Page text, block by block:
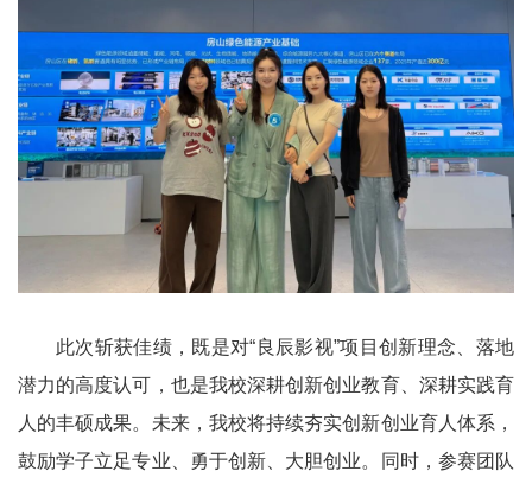
此次斩获佳绩，既是对“良辰影视”项目创新理念、落地
潜力的高度认可，也是我校深耕创新创业教育、深耕实践育
人的丰硕成果。未来，我校将持续夯实创新创业育人体系，
鼓励学子立足专业、勇于创新、大胆创业。同时，参赛团队